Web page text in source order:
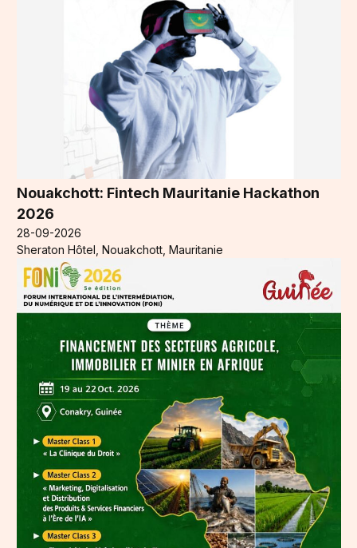
Nouakchott: Fintech Mauritanie Hackathon
2026
28-09-2026
Sheraton Hôtel, Nouakchott, Mauritanie